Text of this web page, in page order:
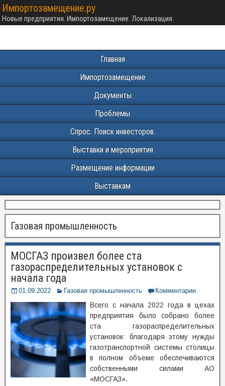
Импортозамещение.ру
Новые предприятия. Импортозамещение. Локализация.
Главная
Импортозамещение
Документы
Проблемы
Спрос. Поиск инвесторов.
Выставки и мероприятия
Размещение информации
Выставкам
Газовая промышленность
МОСГАЗ произвел более ста
газораспределительных установок с
начала года
01.09.2022 Газовая промышленность Комментарии
Всего с начала 2022 года в цехах
предприятия было собрано более
ста газораспределительных
установок: благодаря этому нужды
газотранспортной системы столицы
в полном объеме обеспечиваются
собственными силами АО
«МОСГАЗ».